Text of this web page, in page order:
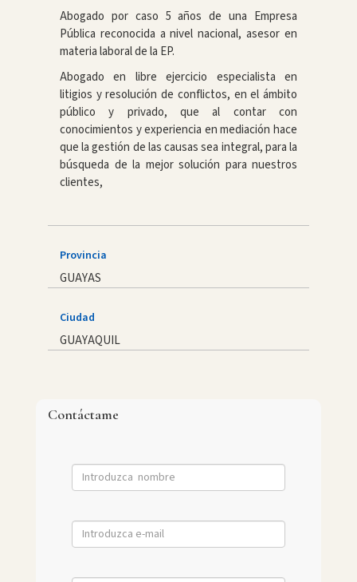
Abogado por caso 5 años de una Empresa
Pública reconocida a nivel nacional, asesor en
materia laboral de la EP.
Abogado en libre ejercicio especialista en
litigios y resolución de conflictos, en el ámbito
público y privado, que al contar con
conocimientos y experiencia en mediación hace
que la gestión de las causas sea integral, para la
búsqueda de la mejor solución para nuestros
clientes,
Provincia
GUAYAS
Ciudad
GUAYAQUIL
Contáctame